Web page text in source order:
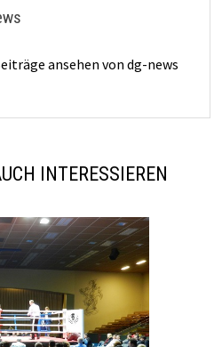
ansehen von dg-news
INTERESSIEREN